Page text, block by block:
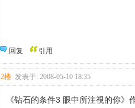
回复 引用
2楼 发表于: 2008-05-10 18:35
《钻石的条件3 眼中所注視的你》